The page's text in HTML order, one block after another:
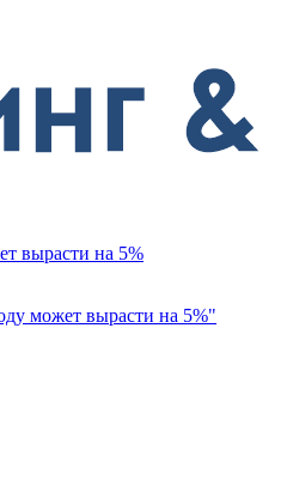
вырасти на 5%
может вырасти на 5%"